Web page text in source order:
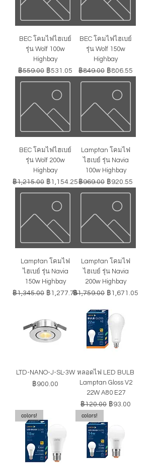
BEC โคมไฟไฮเบย์
รุ่น Wolf 100w
Highbay
ราคาปกติ
฿559.00 ราคาขายลด
฿531.05
BEC โคมไฟไฮเบย์
รุ่น Wolf 150w
Highbay
ราคาปกติ
฿849.00 ราคาขายลด
฿806.55
BEC โคมไฟไฮเบย์
รุ่น Wolf 200w
Highbay
ราคาปกติ
฿1,215.00 ราคาขายลด
฿1,154.25
Lamptan โคมไฟ
ไฮเบย์ รุ่น Navia
100w Highbay
ราคาปกติ
฿969.00 ราคาขายลด
฿920.55
Lamptan โคมไฟ
ไฮเบย์ รุ่น Navia
150w Highbay
ราคาปกติ
฿1,345.00 ราคาขายลด
฿1,277.75
Lamptan โคมไฟ
ไฮเบย์ รุ่น Navia
200w Highbay
ราคาปกติ
฿1,759.00 ราคาขายลด
฿1,671.05
LTD-NANO-J-SL-3W
ราคา
฿900.00
หลอดไฟ LED BULB
Lamptan Gloss V2
22W A80 E27
ราคาปกติ
฿120.00 ราคาขายลด
฿93.00
colors!
colors!